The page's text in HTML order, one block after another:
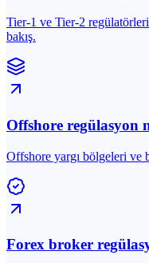
Tier-1 ve Tier-2
bakış.
Offshore regülasyon
Offshore yargı bölgeleri ve
Forex broker